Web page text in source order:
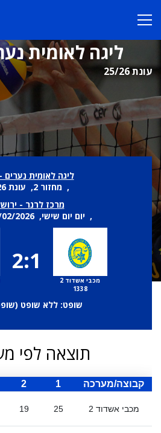
ליגה לאומית
עונת 25/26
ליגה לאומית נערים
, מחזור 2, עונת 25/26
מרכז לרנר -
, יום יום שישי, 20/02/2026, 13:15
מכבי אשדוד 2
1338
2:1
שופט: ללא שופט (
תוצאה לפי
קבוצה/מערכה 1
2
מכבי אשדוד 2 25
19